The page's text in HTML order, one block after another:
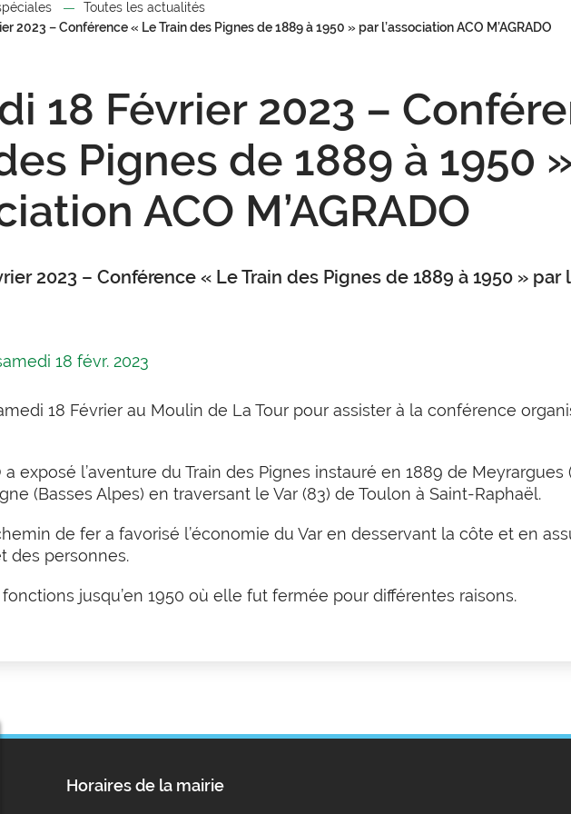
Toutes les actualités
2023 – Conférence « Le Train des Pignes de 1889 à 1950 » par l’association ACO M’AGRADO
18 Février 2023 –
Pignes de 1889 à 1950
ACO M’AGRADO
2023 – Conférence « Le Train des Pignes de 1889 à 1950 » par
18 févr. 2023
18 Février au Moulin de La Tour pour assister à la conférence
a exposé l’aventure du Train des Pignes instauré en 1889 de
(Basses Alpes) en traversant le Var (83) de Toulon à Saint-Raphaël.
de fer a favorisé l’économie du Var en desservant la côte et en
des personnes.
jusqu’en 1950 où elle fut fermée pour différentes raisons.
Horaires de la mairie